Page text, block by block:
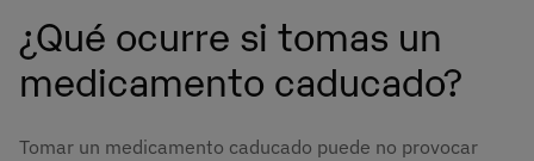
¿Qué ocurre si tomas un
medicamento caducado?
Tomar un medicamento caducado puede no provocar